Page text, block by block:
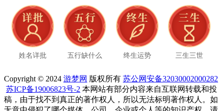
姓名详批 五行缺什么 终生运势 三生三世
Copyright © 2024 游梦网 版权所有 苏公网安备32030002000282
苏ICP备19006823号-2 本网站有部分内容来自互联网转载和投
稿，由于找不到真正的著作权人，所以无法标明著作权人。如